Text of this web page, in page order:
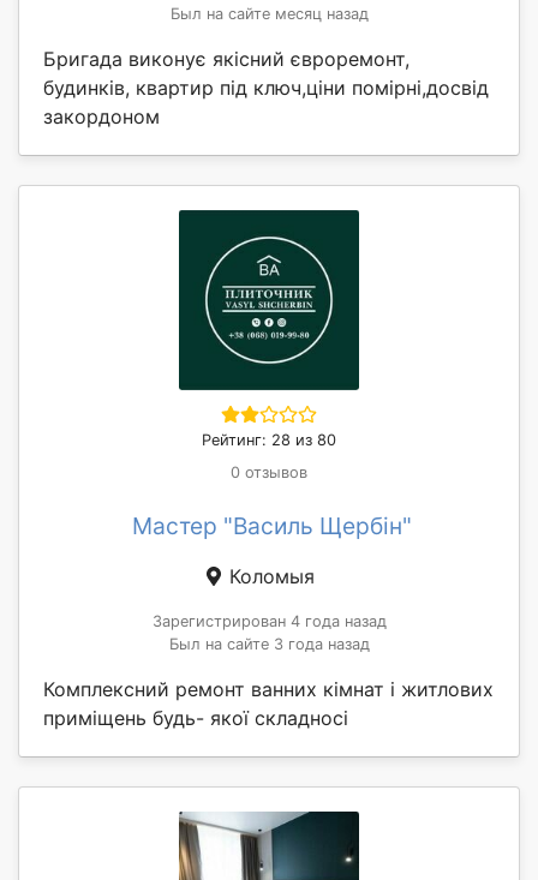
Был на сайте месяц назад
Бригада виконує якісний євроремонт,
будинків, квартир під ключ,ціни помірні,досвід
закордоном
Рейтинг: 28 из 80
0 отзывов
Мастер "Василь Щербін"
Коломыя
Зарегистрирован 4 года назад
Был на сайте 3 года назад
Комплексний ремонт ванних кімнат і житлових
приміщень будь- якої складносі